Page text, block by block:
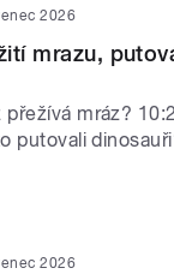
2026
mrazu,
přežívá mráz?
putovali
2026